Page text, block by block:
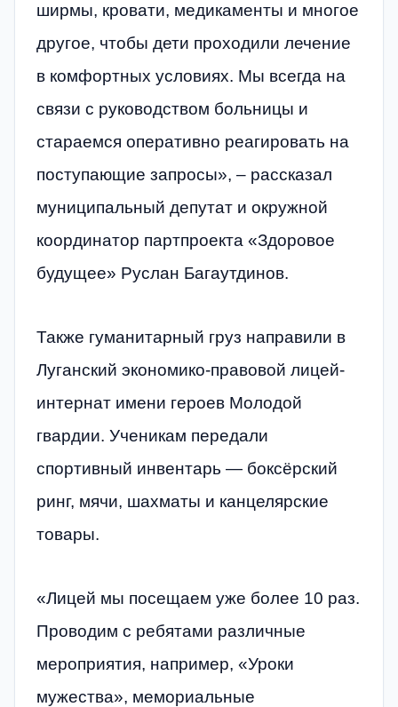
ширмы, кровати, медикаменты и многое
другое, чтобы дети проходили лечение
в комфортных условиях. Мы всегда на
связи с руководством больницы и
стараемся оперативно реагировать на
поступающие запросы», – рассказал
муниципальный депутат и окружной
координатор партпроекта «Здоровое
будущее» Руслан Багаутдинов.
Также гуманитарный груз направили в
Луганский экономико-правовой лицей-
интернат имени героев Молодой
гвардии. Ученикам передали
спортивный инвентарь — боксёрский
ринг, мячи, шахматы и канцелярские
товары.
«Лицей мы посещаем уже более 10 раз.
Проводим с ребятами различные
мероприятия, например, «Уроки
мужества», мемориальные